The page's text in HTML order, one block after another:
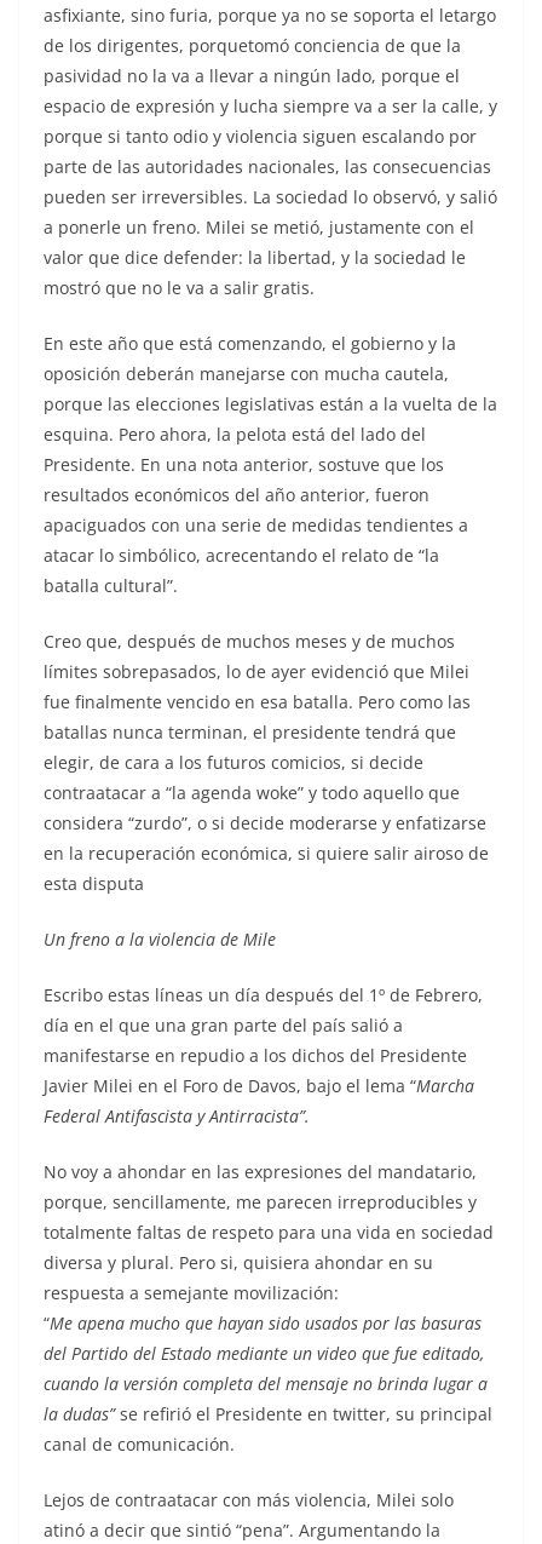
asfixiante, sino furia, porque ya no se soporta el letargo
de los dirigentes, porquetomó conciencia de que la
pasividad no la va a llevar a ningún lado, porque el
espacio de expresión y lucha siempre va a ser la calle, y
porque si tanto odio y violencia siguen escalando por
parte de las autoridades nacionales, las consecuencias
pueden ser irreversibles. La sociedad lo observó, y salió
a ponerle un freno. Milei se metió, justamente con el
valor que dice defender: la libertad, y la sociedad le
mostró que no le va a salir gratis.
En este año que está comenzando, el gobierno y la
oposición deberán manejarse con mucha cautela,
porque las elecciones legislativas están a la vuelta de la
esquina. Pero ahora, la pelota está del lado del
Presidente. En una nota anterior, sostuve que los
resultados económicos del año anterior, fueron
apaciguados con una serie de medidas tendientes a
atacar lo simbólico, acrecentando el relato de “la
batalla cultural”.
Creo que, después de muchos meses y de muchos
límites sobrepasados, lo de ayer evidenció que Milei
fue finalmente vencido en esa batalla. Pero como las
batallas nunca terminan, el presidente tendrá que
elegir, de cara a los futuros comicios, si decide
contraatacar a “la agenda woke” y todo aquello que
considera “zurdo”, o si decide moderarse y enfatizarse
en la recuperación económica, si quiere salir airoso de
esta disputa
Un freno a la violencia de Mile
Escribo estas líneas un día después del 1º de Febrero,
día en el que una gran parte del país salió a
manifestarse en repudio a los dichos del Presidente
Javier Milei en el Foro de Davos, bajo el lema “Marcha
Federal Antifascista y Antirracista”.
No voy a ahondar en las expresiones del mandatario,
porque, sencillamente, me parecen irreproducibles y
totalmente faltas de respeto para una vida en sociedad
diversa y plural. Pero si, quisiera ahondar en su
respuesta a semejante movilización:
“Me apena mucho que hayan sido usados por las basuras
del Partido del Estado mediante un video que fue editado,
cuando la versión completa del mensaje no brinda lugar a
la dudas”se refirió el Presidente en twitter, su principal
canal de comunicación.
Lejos de contraatacar con más violencia, Milei solo
atinó a decir que sintió “pena”. Argumentando la